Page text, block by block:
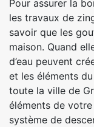
Pour assurer la
les travaux de
savoir que les
maison. Quand
d’eau peuvent
et les éléments
toute la ville de
éléments de
système de